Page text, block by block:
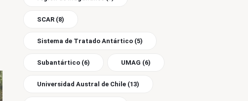
SCAR (8)
Sistema de Tratado Antártico (5)
Subantártico (6) UMAG (6)
Universidad Austral de Chile (13)